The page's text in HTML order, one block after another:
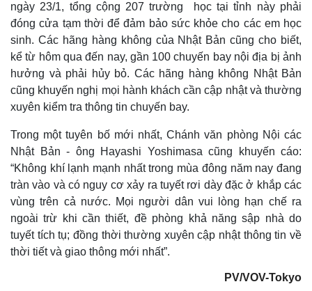
Pháp luật
Vụ án
Tin nóng
Tư vấn luật
Quân sự - Quốc phòng
Vũ khí
Việt Nam
Phân tích
ngày 23/1, tổng cộng 207 trường học tại tỉnh này phải
đóng cửa tạm thời để đảm bảo sức khỏe cho các em học
sinh. Các hãng hàng không của Nhật Bản cũng cho biết,
kể từ hôm qua đến nay, gần 100 chuyến bay nội địa bị ảnh
hưởng và phải hủy bỏ. Các hãng hàng không Nhật Bản
cũng khuyến nghị mọi hành khách cần cập nhật và thường
xuyên kiểm tra thông tin chuyến bay.
Trong một tuyên bố mới nhất, Chánh văn phòng Nội các
Nhật Bản - ông Hayashi Yoshimasa cũng khuyến cáo:
“Không khí lạnh mạnh nhất trong mùa đông năm nay đang
tràn vào và có nguy cơ xảy ra tuyết rơi dày đặc ở khắp các
vùng trên cả nước. Mọi người dân vui lòng hạn chế ra
ngoài trừ khi cần thiết, đề phòng khả năng sập nhà do
tuyết tích tụ; đồng thời thường xuyên cập nhật thông tin về
thời tiết và giao thông mới nhất”.
PV/VOV-Tokyo